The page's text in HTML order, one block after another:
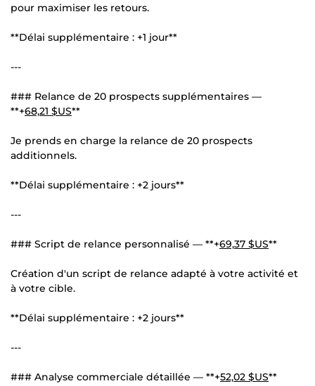
pour maximiser les retours.
**Délai supplémentaire : +1 jour**
---
### Relance de 20 prospects supplémentaires —
**+68,21 $US**
Je prends en charge la relance de 20 prospects
additionnels.
**Délai supplémentaire : +2 jours**
---
### Script de relance personnalisé — **+69,37 $US**
Création d'un script de relance adapté à votre activité et
à votre cible.
**Délai supplémentaire : +2 jours**
---
### Analyse commerciale détaillée — **+52,02 $US**